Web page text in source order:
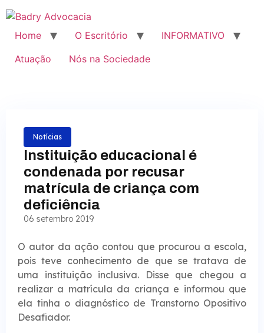
Home O Escritório
INFORMATIVO
Atuação
Nós na Sociedade
Notícias
Instituição educacional é
condenada por recusar
matrícula de criança com
deficiência
06 setembro 2019
O autor da ação contou que procurou a escola,
pois teve conhecimento de que se tratava de
uma instituição inclusiva. Disse que chegou a
realizar a matrícula da criança e informou que
ela tinha o diagnóstico de Transtorno Opositivo
Desafiador.